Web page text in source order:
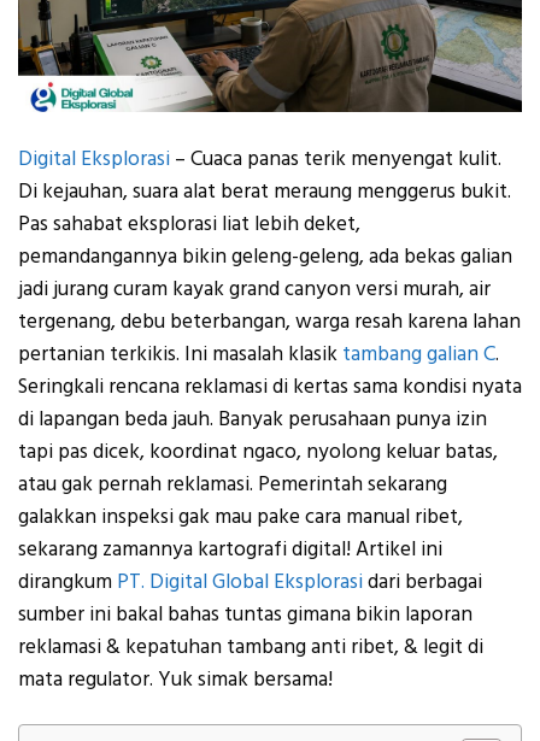
Digital Eksplorasi – Cuaca panas terik menyengat kulit.
Di kejauhan, suara alat berat meraung menggerus bukit.
Pas sahabat eksplorasi liat lebih deket,
pemandangannya bikin geleng-geleng, ada bekas galian
jadi jurang curam kayak grand canyon versi murah, air
tergenang, debu beterbangan, warga resah karena lahan
pertanian terkikis. Ini masalah klasik tambang galian C.
Seringkali rencana reklamasi di kertas sama kondisi nyata
di lapangan beda jauh. Banyak perusahaan punya izin
tapi pas dicek, koordinat ngaco, nyolong keluar batas,
atau gak pernah reklamasi. Pemerintah sekarang
galakkan inspeksi gak mau pake cara manual ribet,
sekarang zamannya kartografi digital! Artikel ini
dirangkum PT. Digital Global Eksplorasidari berbagai
sumber ini bakal bahas tuntas gimana bikin laporan
reklamasi & kepatuhan tambang anti ribet, & legit di
mata regulator. Yuk simak bersama!